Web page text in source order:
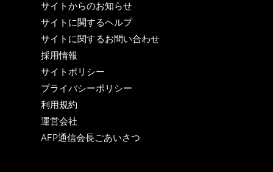
サイトからのお知らせ
サイトに関するヘルプ
サイトに関するお問い合わせ
採用情報
サイトポリシー
プライバシーポリシー
利用規約
運営会社
AFP通信会長ごあいさつ